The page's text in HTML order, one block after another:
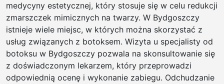
medycyny estetycznej, który stosuje się w celu redukcji
zmarszczek mimicznych na twarzy. W Bydgoszczy
istnieje wiele miejsc, w których można skorzystać z
usług związanych z botoksem. Wizyta u specjalisty od
botoksu w Bydgoszczy pozwala na skonsultowanie się
z doświadczonym lekarzem, który przeprowadzi
odpowiednią ocenę i wykonanie zabiegu. Odchudzanie